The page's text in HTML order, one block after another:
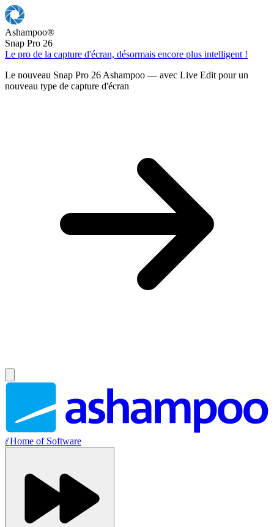
Ashampoo®
Snap Pro 26
Le pro de la capture d'écran, désormais encore plus intelligent !
Le nouveau Snap Pro 26 Ashampoo — avec Live Edit pour un
nouveau type de capture d'écran
//Home of Software